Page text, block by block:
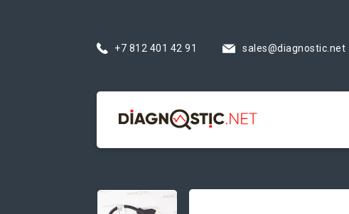
+7 812 401 42 91
sales@diagnostic.net